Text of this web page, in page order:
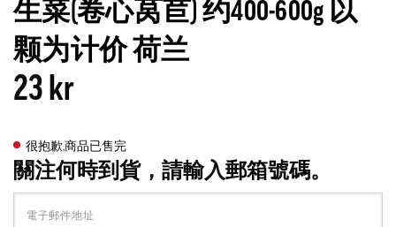
生菜(卷心莴苣) 约400-600g 以
颗为计价 荷兰
23 kr
很抱歉,商品已售完
關注何時到貨，請輸入郵箱號碼。